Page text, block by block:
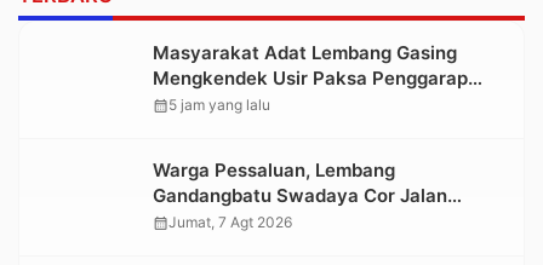
Masyarakat Adat Lembang Gasing
Mengkendek Usir Paksa Penggarap
yang Rusak Kawasan Hutan
calendar_month5 jam yang lalu
Warga Pessaluan, Lembang
Gandangbatu Swadaya Cor Jalan
Kabupaten
calendar_monthJumat, 7 Agt 2026